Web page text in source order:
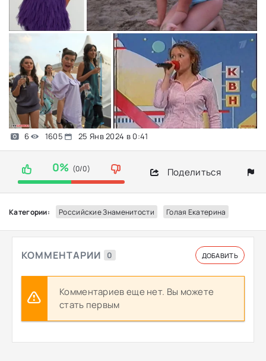
6 1605 25 Янв 2024 в 0:41
0% (0/0) Поделиться
Категории: Российские Знаменитости Голая Екатерина
КОММЕНТАРИИ 0 ДОБАВИТЬ
Комментариев еще нет. Вы можете
стать первым